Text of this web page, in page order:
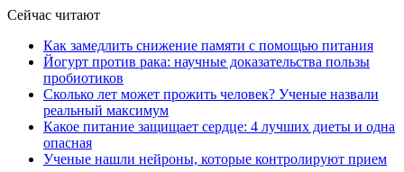
Сейчас читают
Как замедлить снижение памяти с помощью питания
Йогурт против рака: научные доказательства пользы
пробиотиков
Сколько лет может прожить человек? Ученые назвали
реальный максимум
Какое питание защищает сердце: 4 лучших диеты и одна
опасная
Ученые нашли нейроны, которые контролируют прием